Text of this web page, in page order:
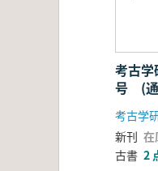
考古
号 (通
考古学
新刊 在
古書 2